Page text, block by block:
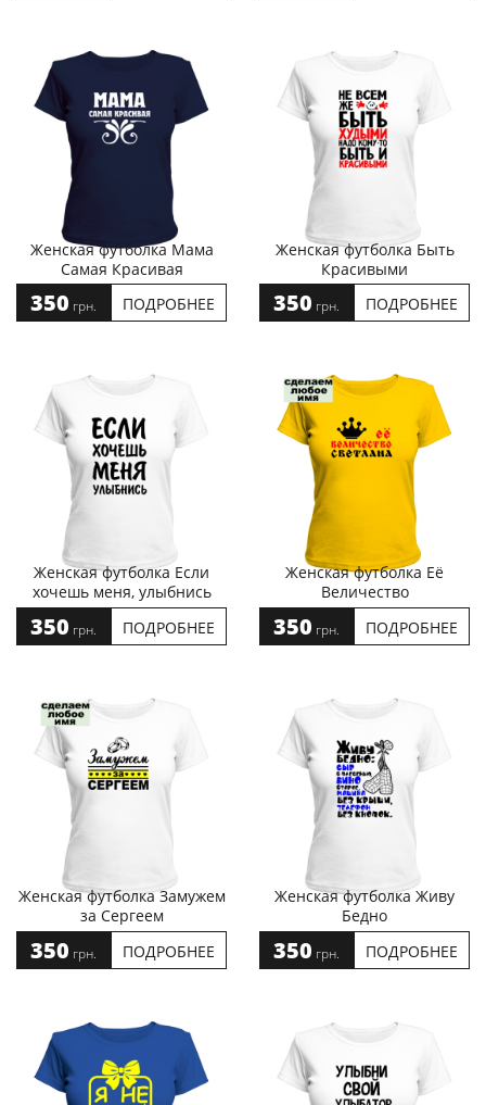
Женская футболка Мама
Самая Красивая
350 грн. ПОДРОБНЕЕ
Женская футболка Быть
Красивыми
350 грн. ПОДРОБНЕЕ
Женская футболка Если
хочешь меня, улыбнись
350 грн. ПОДРОБНЕЕ
Женская футболка Её
Величество
350 грн. ПОДРОБНЕЕ
Женская футболка Замужем
за Сергеем
350 грн. ПОДРОБНЕЕ
Женская футболка Живу
Бедно
350 грн. ПОДРОБНЕЕ